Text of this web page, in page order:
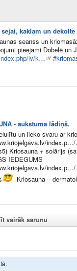
kaklam un dekoltē
seanss un
pieejami Dobelē un
lv/k…
- aukstuma lādiņš.
un lieko svaru ar
Kriosauna + solārijs
IEDEGUMS
Kriosauna –
vairāk sarunu